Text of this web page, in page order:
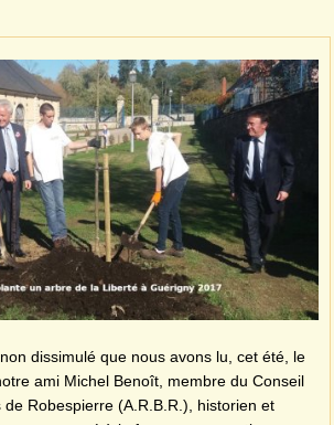
dissimulé que nous avons lu, cet été, le
ami Michel Benoît, membre du Conseil
de Robespierre (A.R.B.R.), historien et